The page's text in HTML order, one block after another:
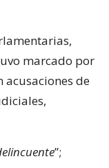
marcado por
de
”;